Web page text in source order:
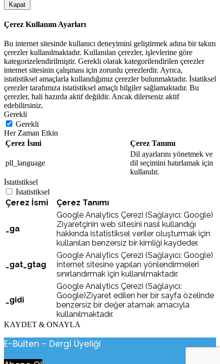
Kapat
Çerez Kullanım Ayarları
Bu internet sitesinde kullanıcı deneyimini geliştirmek adına bir takım
çerezler kullanılmaktadır. Kullanılan çerezler, işlevlerine göre
kategorizelendirilmiştir. Gerekli olarak kategorilendirilen çerezler
internet sitesinin çalışması için zorunlu çerezlerdir. Ayrıca,
istatistiksel amaçlarla kullandığımız çerezler bulunmaktadır. İstatiksel
çerezler tarafımıza istatistiksel amaçlı bilgiler sağlamaktadır. Bu
çerezler, hali hazırda aktif değildir. Ancak dilerseniz aktif
edebilirsiniz.
Gerekli
Gerekli
Her Zaman Etkin
Çerez İsmi
Çerez Tanımı
pll_language
Dil ayarlarını yönetmek ve
dil seçimini hatırlamak için
kullanılır.
İstatistiksel
İstatistiksel
Çerez İsmi Çerez Tanımı
_ga
Google Analytics Çerezi (Sağlayıcı: Google)
Ziyaretçinin web sitesini nasıl kullandığı
hakkında istatistiksel veriler oluşturmak için
kullanılan benzersiz bir kimliği kaydeder.
_gat_gtag
Google Analytics Çerezi (Sağlayıcı: Google)
İnternet sitesine yapılan yönlendirmeleri
sınırlandırmak için kullanılmaktadır.
_gidi
Google Analytics Çerezi (Sağlayıcı:
Google)Ziyaret edilen her bir sayfa özelinde
benzersiz bir değer atamak amacıyla
kullanılmaktadır.
KAYDET & ONAYLA
E-Bülten - Dergi Üyeliği